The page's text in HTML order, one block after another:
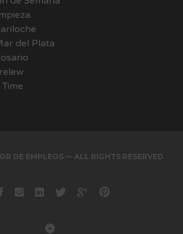
del Plata
DE EMPLEOS — ALL RIGHTS RESERVED
Facebook
instagram
LinkedinTwitterGoogle+